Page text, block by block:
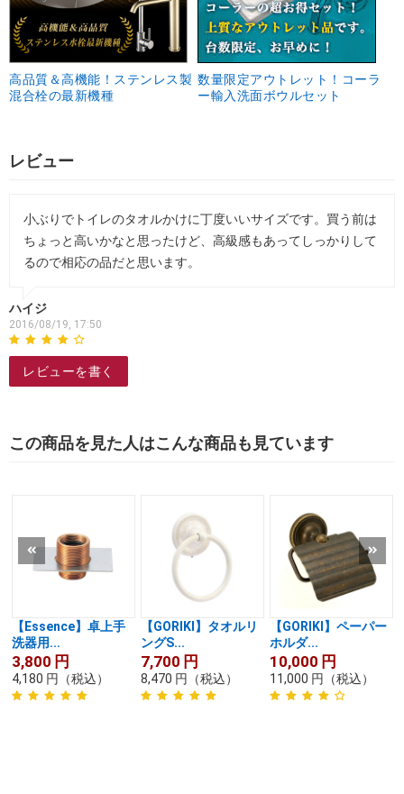
高品質＆高機能！ステンレス製
混合栓の最新機種
数量限定アウトレット！コーラ
ー輸入洗面ボウルセット
レビュー
小ぶりでトイレのタオルかけに丁度いいサイズです。買う前は
ちょっと高いかなと思ったけど、高級感もあってしっかりして
るので相応の品だと思います。
ハイジ
2016/08/19, 17:50
レビューを書く
この商品を見た人はこんな商品も見ています
【Essence】卓上手
洗器用...
3,800 円
4,180 円 （税込）
【GORIKI】タオルリ
ングS...
7,700 円
8,470 円 （税込）
【GORIKI】ペーパー
ホルダ...
10,000 円
11,000 円 （税込）